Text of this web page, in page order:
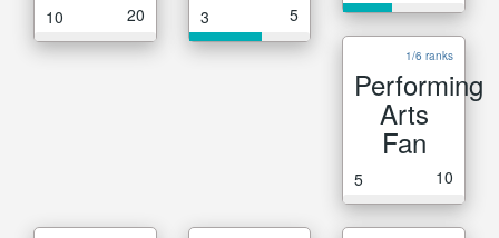
10 20 3 5
1/6 ranks
Performing
Arts
Fan
5 10